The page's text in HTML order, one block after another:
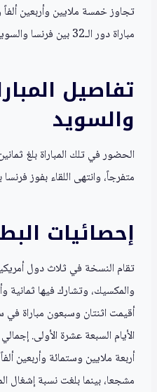
تجاوز خمسة ملايين وأربعين
مباراة دور الـ32 بين فرنسا والسويد.
تفاصيل
والسويد
الحضور في تلك المباراة بلغ
متفرجاً، وانتهى اللقاء بفوز
إحصائيات
تقام النسخة في ثلاث دول
والمكسيك، وتشارك فيها ثمانية
أقيمت اثنتان وسبعون مباراة
الأيام السبعة عشرة الأولى.
أربعة ملايين وستمائة وأربعين
مشجعا، بينما بلغت نسبة